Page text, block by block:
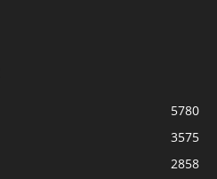
5780
3575
2858